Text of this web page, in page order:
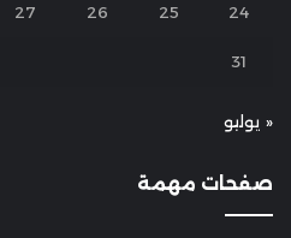
24
25
26
27
31
« يوليو
صفحات مهمة